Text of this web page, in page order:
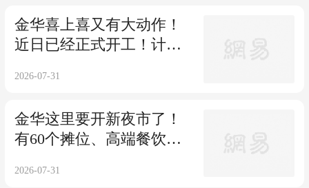
金华喜上喜又有大动作！
近日已经正式开工！计划
2026-07-31
金华这里要开新夜市了！
有60个摊位、高端餐饮
近的人太幸福了！具体位
2026-07-31